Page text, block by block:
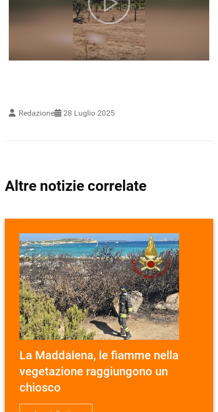
Redazione 28 Luglio 2025
Altre notizie correlate
La Maddalena, le fiamme nella
vegetazione raggiungono un
chiosco